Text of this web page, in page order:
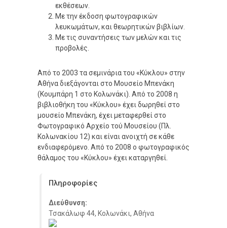
εκθέσεων.
Με την έκδοση φωτογραφικών
λευκωμάτων, και θεωρητικών βιβλίων.
Με τις συναντήσεις των μελών και τις
προβολές.
Από το 2003 τα σεμινάρια του «Κύκλου» στην
Αθήνα διεξάγονται στο Μουσείο Μπενάκη
(Κουμπάρη 1 στο Κολωνάκι). Από το 2008 η
βιβλιοθήκη του «Κύκλου» έχει δωρηθεί στο
μουσείο Μπενάκη, έχει μεταφερθεί στο
Φωτογραφικό Αρχείο τού Μουσείου (Πλ.
Κολωνακίου 12) και είναι ανοιχτή σε κάθε
ενδιαφερόμενο. Από το 2008 o φωτογραφικός
θάλαμος του «Κύκλου» έχει καταργηθεί.
Πληροφορίες
Διεύθυνση:
Τσακάλωφ 44, Κολωνάκι, Αθήνα